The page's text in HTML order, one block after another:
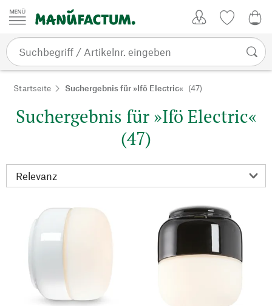
Zum Inhalt springen
Startseite Suchergebnis für »Ifö Electric« (47)
Suchergebnis für »Ifö Electric«
(47)